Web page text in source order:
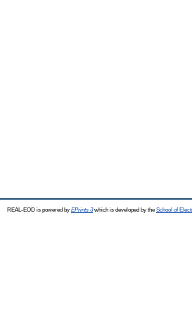
REAL-EOD is powered by EPrints 3which is developed by the School of